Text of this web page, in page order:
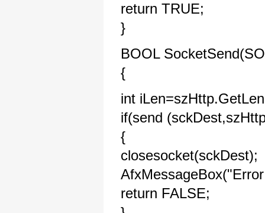
return TRUE;
}
BOOL
{
int
if(send
{
closesocket(sckDest);
return FALSE;